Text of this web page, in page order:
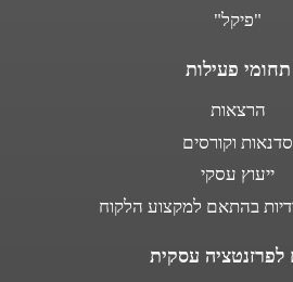
"פיקל"
תחומי פעילות
הרצאות
סדנאות וקורסים
ייעוץ עסקי
בהתאם למקצוע הלקוח
לפרזנטציה עסקית